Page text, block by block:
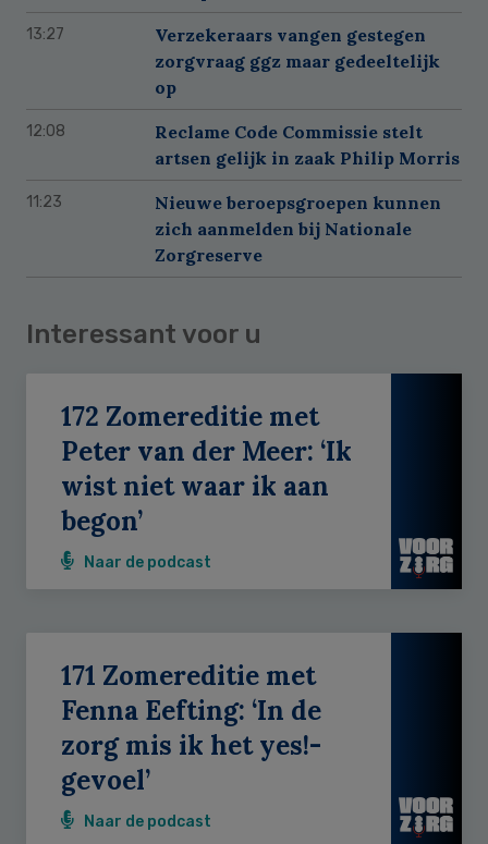
13:27
Verzekeraars vangen gestegen
zorgvraag ggz maar gedeeltelijk
op
12:08
Reclame Code Commissie stelt
artsen gelijk in zaak Philip Morris
11:23
Nieuwe beroepsgroepen kunnen
zich aanmelden bij Nationale
Zorgreserve
Interessant voor u
172 Zomereditie met
Peter van der Meer: ‘Ik
wist niet waar ik aan
begon’
Naar de podcast
171 Zomereditie met
Fenna Eefting: ‘In de
zorg mis ik het yes!-
gevoel’
Naar de podcast